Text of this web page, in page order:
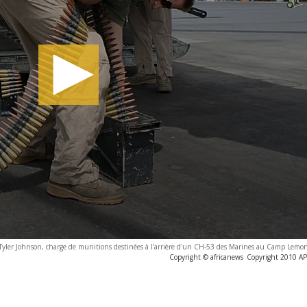
Johnson, charge de munitions destinées à l'arrière d'un CH-53 des Marines au Camp
Copyright © africanews Copyright 2010